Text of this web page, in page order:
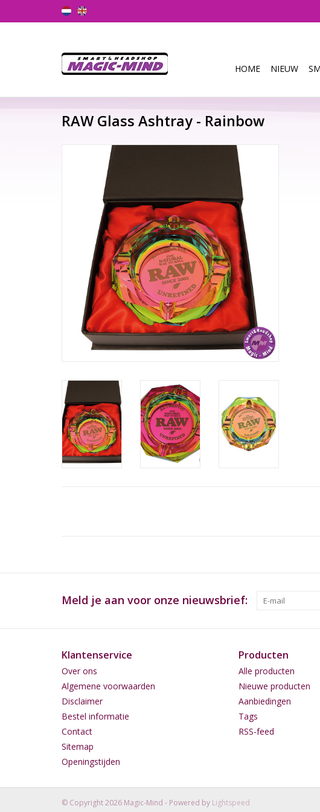
HOME NIEUW
RAW Glass Ashtray - Rainbow
Meld je aan voor onze nieuwsbrief:
Klantenservice
Over ons
Algemene voorwaarden
Disclaimer
Bestel informatie
Contact
Sitemap
Openingstijden
Producten
Alle producten
Nieuwe producten
Aanbiedingen
Tags
RSS-feed
© Copyright 2026 Magic-Mind - Powered by Lightspeed